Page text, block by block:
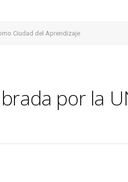
Ciudad del Aprendizaje
por la